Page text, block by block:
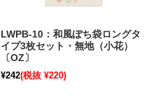
LWPB-10：和風ぽち袋ロングタ
イプ3枚セット・無地（小花）
〔OZ〕
¥242(税抜 ¥220)